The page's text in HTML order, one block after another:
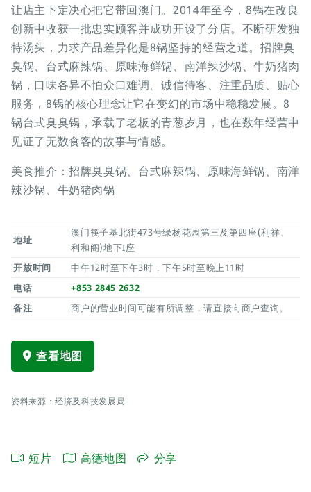
让店主下定决心把它带回澳门。2014年至今，8锅在改良
创新中收获一批忠实顾客并成功开设了分店。不断研发独
特汤头，力求产品差异化是8锅坚持的经营之道。招牌臭
臭锅、台式麻辣锅、原味海鲜锅、南洋辣沙锅、牛奶猪肉
锅，口味各异不怕众口难调。诚信待客、注重品质、贴心
服务，8锅的核心理念让它在变幻的市场中稳稳发展。8
锅台式臭臭锅，承载了老板的青葱岁月，也在数年经营中
见证了无数食客的故事与情感。
美食推介：招牌臭臭锅、台式麻辣锅、原味海鲜锅、南洋
辣沙锅、牛奶猪肉锅
地址
澳门筷子基北街473号绿杨花园第三及第四座(利祥、
利和阁)地下I座
开放时间
中午12时至下午3时，下午5时至晚上11时
电话
+853 2845 2632
备注
商户的营业时间可能有所调整，请直接向商户查询。
查看地图
资料来源：经济及科技发展局
短片 高德地图 分享